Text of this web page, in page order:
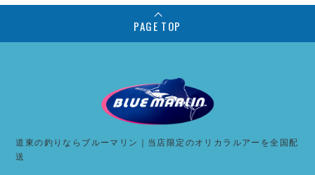
PAGE TOP
道東の釣りならブルーマリン｜当店限定のオリカラルアーを全国配
送